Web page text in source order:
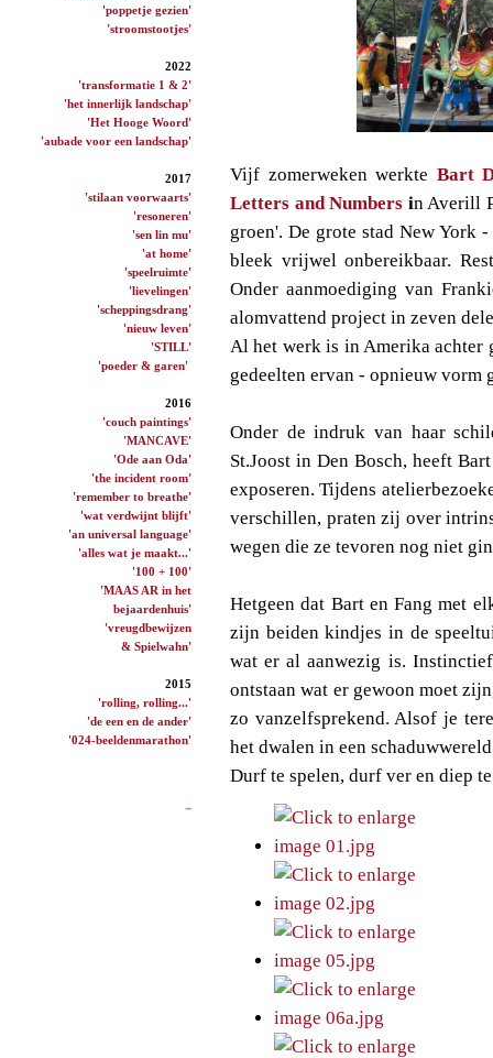
'poppetje gezien'
'stroomstootjes'
2022
'transformatie 1 & 2'
'het innerlijk landschap'
'Het Hooge Woord'
'aubade voor een landschap'
2017
'stilaan voorwaarts'
'resoneren'
'sen lin mu'
'at home'
'speelruimte'
'lievelingen'
'scheppingsdrang'
'nieuw leven'
'STILL'
'poeder & garen'
2016
'couch paintings'
'MANCAVE'
'Ode aan Oda'
'the incident room'
'remember to breathe'
'wat verdwijnt blijft'
'an universal language'
'alles wat je maakt...'
'100 + 100'
'MAAS AR in het
bejaardenhuis'
'vreugdbewijzen
& Spielwahn'
2015
'rolling, rolling...'
'de een en de ander'
'024-beeldenmarathon'
Vijf zomerweken werkte Bart
Letters and Numbers in Averill
groen'. De grote stad New York
bleek vrijwel onbereikbaar.
Onder aanmoediging van
alomvattend project in zeven
Al het werk is in Amerika
gedeelten ervan - opnieuw vorm
Onder de indruk van haar
St.Joost in Den Bosch, heeft
exposeren. Tijdens
verschillen, praten zij over
wegen die ze tevoren nog niet
Hetgeen dat Bart en Fang met
zijn beiden kindjes in de
wat er al aanwezig is.
ontstaan wat er gewoon moet
zo vanzelfsprekend. Alsof je
het dwalen in een
Durf te spelen, durf ver en diep